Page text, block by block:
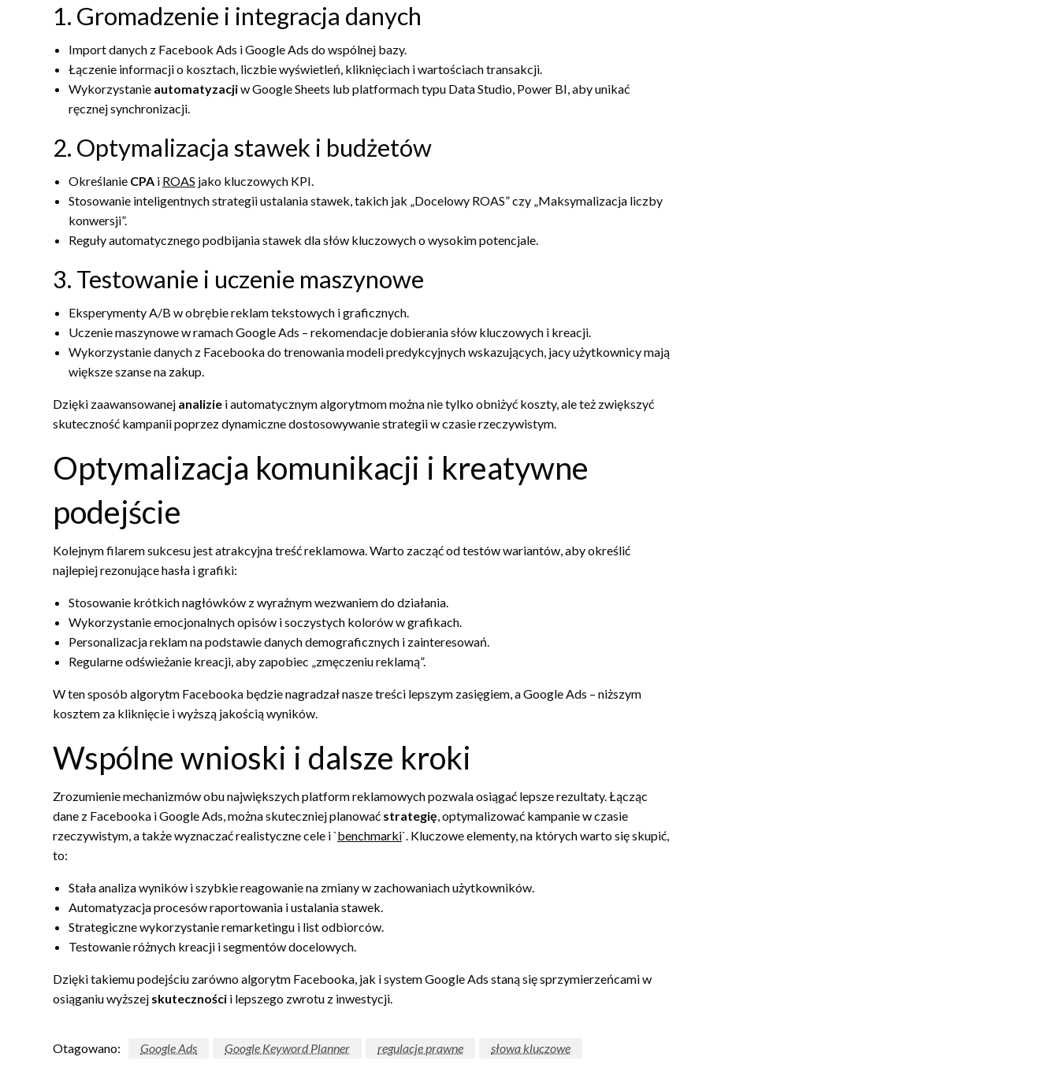
1. Gromadzenie i integracja danych
Import danych z Facebook Ads i Google Ads do wspólnej bazy.
Łączenie informacji o kosztach, liczbie wyświetleń, kliknięciach i wartościach transakcji.
Wykorzystanie automatyzacjiw Google Sheets lub platformach typu Data Studio, Power BI, aby unikać
ręcznej synchronizacji.
2. Optymalizacja stawek i budżetów
Określanie CPA i ROAS jako kluczowych KPI.
Stosowanie inteligentnych strategii ustalania stawek, takich jak „Docelowy ROAS” czy „Maksymalizacja liczby
konwersji”.
Reguły automatycznego podbijania stawek dla słów kluczowych o wysokim potencjale.
3. Testowanie i uczenie maszynowe
Eksperymenty A/B w obrębie reklam tekstowych i graficznych.
Uczenie maszynowe w ramach Google Ads – rekomendacje dobierania słów kluczowych i kreacji.
Wykorzystanie danych z Facebooka do trenowania modeli predykcyjnych wskazujących, jacy użytkownicy mają
większe szanse na zakup.
Dzięki zaawansowanej analizie i automatycznym algorytmom można nie tylko obniżyć koszty, ale też zwiększyć
skuteczność kampanii poprzez dynamiczne dostosowywanie strategii w czasie rzeczywistym.
Optymalizacja komunikacji i kreatywne
podejście
Kolejnym filarem sukcesu jest atrakcyjna treść reklamowa. Warto zacząć od testów wariantów, aby określić
najlepiej rezonujące hasła i grafiki:
Stosowanie krótkich nagłówków z wyraźnym wezwaniem do działania.
Wykorzystanie emocjonalnych opisów i soczystych kolorów w grafikach.
Personalizacja reklam na podstawie danych demograficznych i zainteresowań.
Regularne odświeżanie kreacji, aby zapobiec „zmęczeniu reklamą”.
W ten sposób algorytm Facebooka będzie nagradzał nasze treści lepszym zasięgiem, a Google Ads – niższym
kosztem za kliknięcie i wyższą jakością wyników.
Wspólne wnioski i dalsze kroki
Zrozumienie mechanizmów obu największych platform reklamowych pozwala osiągać lepsze rezultaty. Łącząc
dane z Facebooka i Google Ads, można skuteczniej planować strategię, optymalizować kampanie w czasie
rzeczywistym, a także wyznaczać realistyczne cele i `benchmarki`. Kluczowe elementy, na których warto się skupić,
to:
Stała analiza wyników i szybkie reagowanie na zmiany w zachowaniach użytkowników.
Automatyzacja procesów raportowania i ustalania stawek.
Strategiczne wykorzystanie remarketingu i list odbiorców.
Testowanie różnych kreacji i segmentów docelowych.
Dzięki takiemu podejściu zarówno algorytm Facebooka, jak i system Google Ads staną się sprzymierzeńcami w
osiąganiu wyższej skuteczności i lepszego zwrotu z inwestycji.
Otagowano: Google Ads Google Keyword Planner regulacje prawne słowa kluczowe